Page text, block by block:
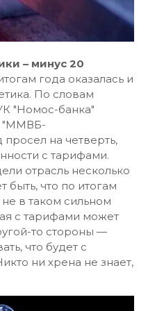
– минус 20
года оказалась и
По словам
"Номос-банка"
"ММВБ-
просел на четверть,
с тарифами.
отрасль несколько
быть, что по итогам
в таком сильном
с тарифами может
то стороны —
что будет с
ни хрена не знает,